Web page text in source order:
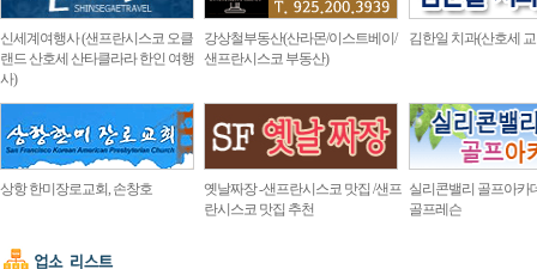
신세계여행사 (샌프란시스코 오클
랜드 산호세 산타클라라 한인 여행
사)
강상철부동산(산라몬/이스트베이/
샌프란시스코 부동산)
김한일 치과(산호세
상항 한미장로교회, 손창호
옛날짜장 -샌프란시스코 맛집 /샌프
란시스코 맛집 추천
실리콘밸리 골프아카
골프레슨